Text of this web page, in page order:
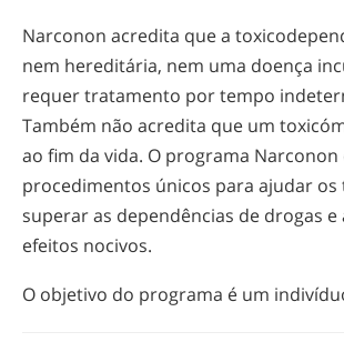
Narconon acredita que a
nem hereditária, nem uma doença
requer tratamento por tempo
Também não acredita que um
ao fim da vida. O programa Narconon
procedimentos únicos para ajudar os
superar as dependências de drogas e
efeitos nocivos.
O objetivo do programa é um